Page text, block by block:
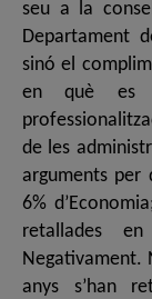
seu a la
Departament
sinó el
en què es
de les
arguments per
6%
retallades
Negativament.
anys s’han